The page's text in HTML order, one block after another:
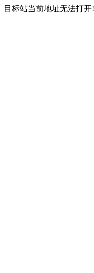
目标站当前地址无法打开!